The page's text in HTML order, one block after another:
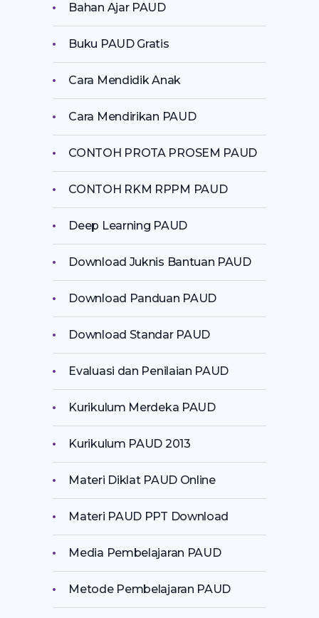
Bahan Ajar PAUD
Buku PAUD Gratis
Cara Mendidik Anak
Cara Mendirikan PAUD
CONTOH PROTA PROSEM PAUD
CONTOH RKM RPPM PAUD
Deep Learning PAUD
Download Juknis Bantuan PAUD
Download Panduan PAUD
Download Standar PAUD
Evaluasi dan Penilaian PAUD
Kurikulum Merdeka PAUD
Kurikulum PAUD 2013
Materi Diklat PAUD Online
Materi PAUD PPT Download
Media Pembelajaran PAUD
Metode Pembelajaran PAUD